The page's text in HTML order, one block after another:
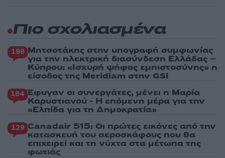
Πιο σχολιασμένα
198 Μητσοτάκης στην υπογραφή συμφωνίας
για την ηλεκτρική διασύνδεση Ελλάδας –
Κύπρου: «Ισχυρή ψήφος εμπιστοσύνης» η
είσοδος της Meridiam στην GSI
184 Έφυγαν οι συνεργάτες, μένει η Μαρία
Καρυστιανού - Η επόμενη μέρα για την
«Ελπίδα για τη Δημοκρατία»
129 Canadair 515: Οι πρώτες εικόνες από την
κατασκευή του αεροσκάφους που θα
επιχειρεί και τη νύχτα στα μέτωπα της
φωτιάς